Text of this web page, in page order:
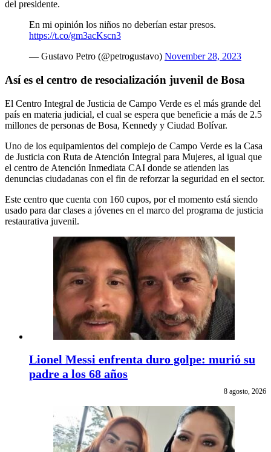
del presidente.
En mi opinión los niños no deberían estar presos.
https://t.co/gm3acKscn3
— Gustavo Petro (@petrogustavo) November 28, 2023
Así es el centro de resocialización juvenil de Bosa
El Centro Integral de Justicia de Campo Verde es el más grande del
país en materia judicial, el cual se espera que beneficie a más de 2.5
millones de personas de Bosa, Kennedy y Ciudad Bolívar.
Uno de los equipamientos del complejo de Campo Verde es la Casa
de Justicia con Ruta de Atención Integral para Mujeres, al igual que
el centro de Atención Inmediata CAI donde se atienden las
denuncias ciudadanas con el fin de reforzar la seguridad en el sector.
Este centro que cuenta con 160 cupos, por el momento está siendo
usado para dar clases a jóvenes en el marco del programa de justicia
restaurativa juvenil.
Lionel Messi enfrenta duro golpe: murió su
padre a los 68 años
8 agosto, 2026